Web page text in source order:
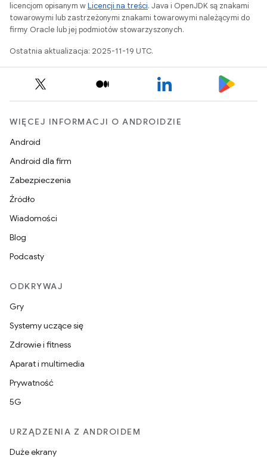
licencjom opisanym wLicencji na treści. Java i OpenJDK są znakami
towarowymi lub zastrzeżonymi znakami towarowymi należącymi do
firmy Oracle lub jej podmiotów stowarzyszonych.
Ostatnia aktualizacja: 2025-11-19 UTC.
WIĘCEJ INFORMACJI O ANDROIDZIE
Android
Android dla firm
Zabezpieczenia
Źródło
Wiadomości
Blog
Podcasty
ODKRYWAJ
Gry
Systemy uczące się
Zdrowie i fitness
Aparat i multimedia
Prywatność
5G
URZĄDZENIA Z ANDROIDEM
Duże ekrany